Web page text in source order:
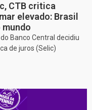
CTB critica
elevado: Brasil
Banco Central decidiu
de juros (Selic)